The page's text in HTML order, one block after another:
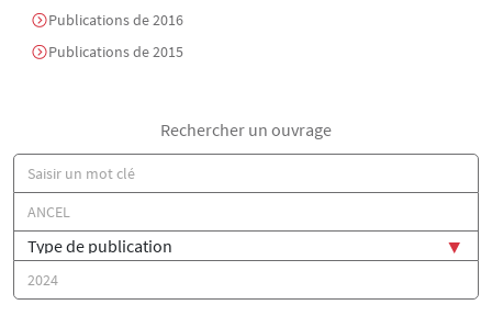
Publications de 2016
Publications de 2015
Rechercher un ouvrage